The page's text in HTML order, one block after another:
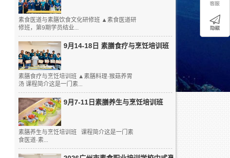
素食医道与素膳饮食文化研修班 ▲素食医道研
修班，第9期学员结业...
9月14-18日 素膳食疗与烹饪培训班
素膳食疗与烹饪培训班 ▲素膳料理·猴菇养胃
汤 课程简介这是一门素...
9月7-11日素膳养生与烹饪培训班
素膳养生与烹饪培训班 课程简介这是一门素
食医道·素...